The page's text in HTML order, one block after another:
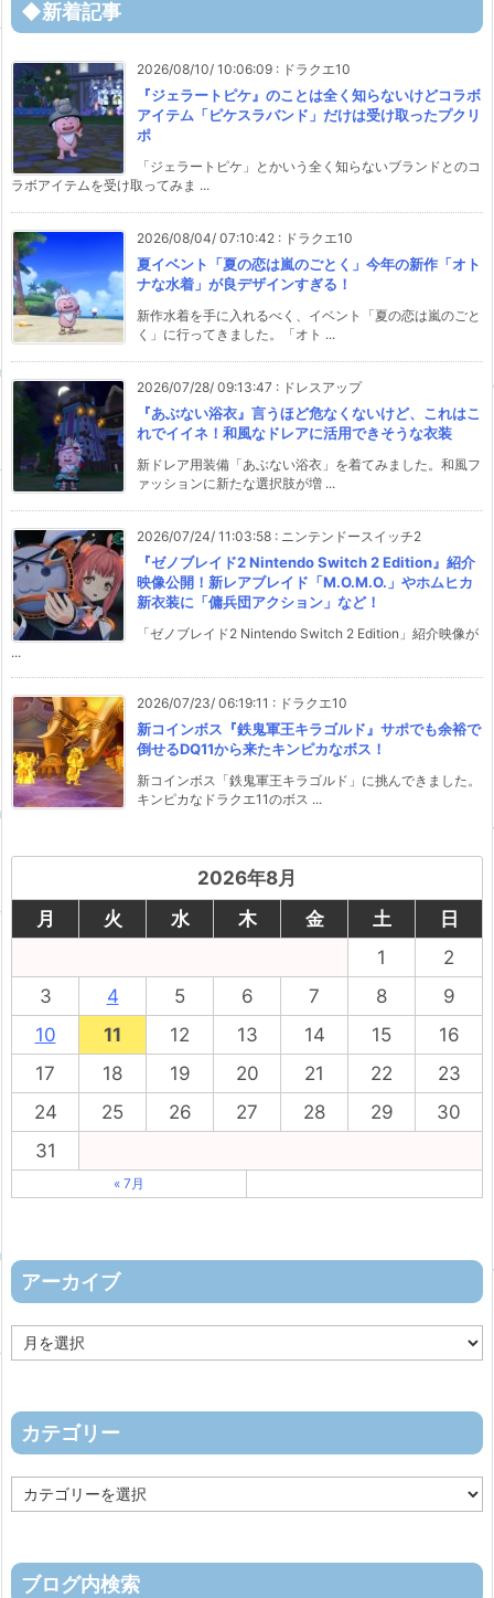
◆新着記事
2026/08/10/ 10:06:09 : ドラクエ10
『ジェラートピケ』のことは全く知らないけどコラボ
アイテム「ピケスラバンド」だけは受け取ったプクリ
ポ
「ジェラートピケ」とかいう全く知らないブランドとのコ
ラボアイテムを受け取ってみま ...
2026/08/04/ 07:10:42 : ドラクエ10
夏イベント「夏の恋は嵐のごとく」今年の新作「オト
ナな水着」が良デザインすぎる！
新作水着を手に入れるべく、イベント「夏の恋は嵐のごと
く」に行ってきました。「オト ...
2026/07/28/ 09:13:47 : ドレスアップ
『あぶない浴衣』言うほど危なくないけど、これはこ
れでイイネ！和風なドレアに活用できそうな衣装
新ドレア用装備「あぶない浴衣」を着てみました。和風フ
ァッションに新たな選択肢が増 ...
2026/07/24/ 11:03:58 : ニンテンドースイッチ2
『ゼノブレイド2 Nintendo Switch 2 Edition』紹介
映像公開！新レアブレイド「M.O.M.O.」やホムヒカ
新衣装に「傭兵団アクション」など！
「ゼノブレイド2 Nintendo Switch 2 Edition」紹介映像が
...
2026/07/23/ 06:19:11 : ドラクエ10
新コインボス『鉄鬼軍王キラゴルド』サポでも余裕で
倒せるDQ11から来たキンピカなボス！
新コインボス「鉄鬼軍王キラゴルド」に挑んできました。
キンピカなドラクエ11のボス ...
2026年8月
月
火 水 木 金 土
日
1
2
3
4 5 6 7 8
9
10
11 12 13 14 15
16
17
18 19 20 21 22
23
24
25 26 27 28 29
30
31
« 7月
アーカイブ
ー
ブ
カテゴリー
テ
ー
ブログ内検索